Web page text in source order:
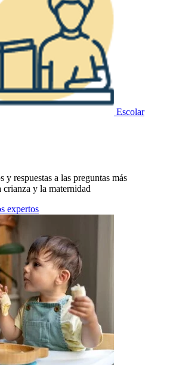
Escolar
y respuestas a las preguntas más
crianza y la maternidad
expertos